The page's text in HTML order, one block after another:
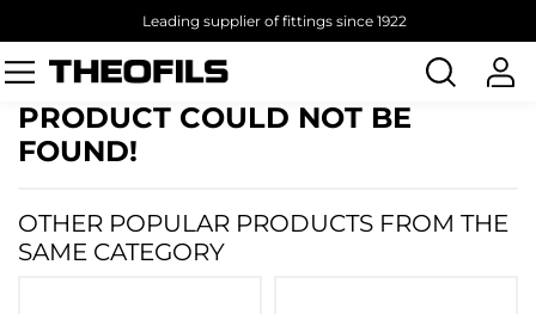
Leading supplier of fittings since 1922
Search
products
PRODUCT COULD NOT BE
FOUND!
OTHER POPULAR PRODUCTS FROM THE
SAME CATEGORY